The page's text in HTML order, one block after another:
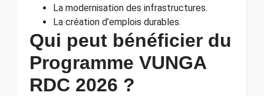
La modernisation des infrastructures.
La création d’emplois durables.
Qui peut bénéficier du
Programme VUNGA
RDC 2026 ?